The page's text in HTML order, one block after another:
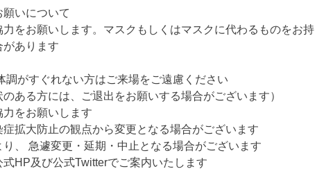
いについて
力をお願いします。マスクもしくはマスクに代わるものをお持
あります
調がすぐれない方はご来場をご遠慮ください
ある方には、ご退出をお願いする場合がございます）
力をお願いします
拡大防止の観点から変更となる場合がございます
、 急遽変更・延期・中止となる場合がございます
HP及び公式Twitterでご案内いたします